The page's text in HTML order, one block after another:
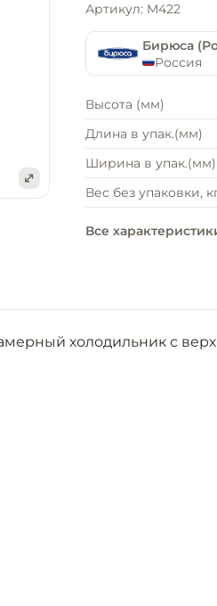
Артикул: M422
Бирюса
Россия
Высота (мм)
Длина в упак.(мм)
Ширина в упак.(мм)
Вес без упаковки,
Все
холодильник с